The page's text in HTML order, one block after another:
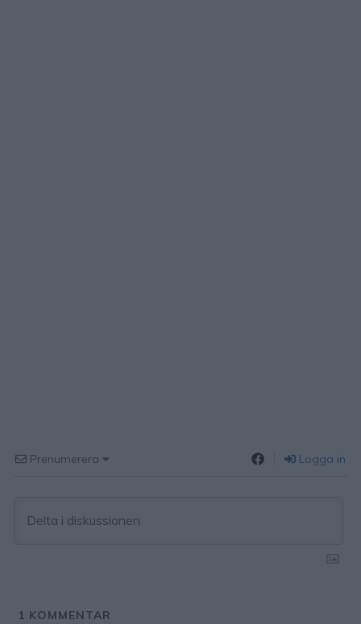
Prenumerera Logga in
1 KOMMENTAR